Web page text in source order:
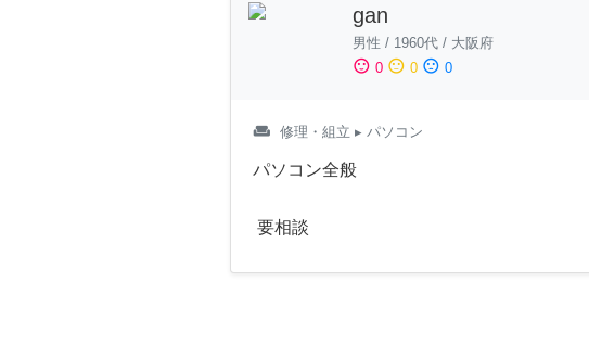
gan
男性 / 1960代 / 大阪府
sentiment_satisfied 0 sentiment_neutral 0 sentiment_dissatisfied 0
weekend 修理・組立 ▸ パソコン
パソコン全般
要相談